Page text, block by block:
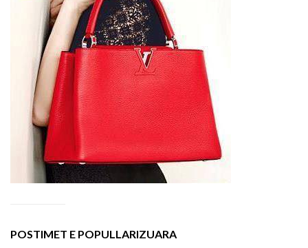
POSTIMET E POPULLARIZUARA